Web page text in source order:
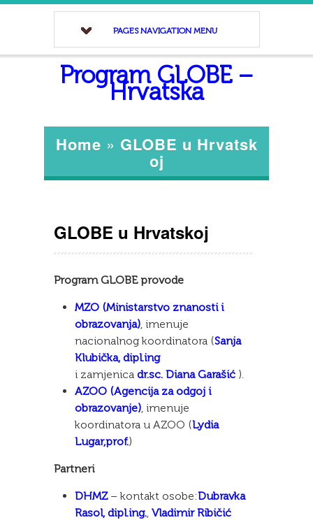
PAGES NAVIGATION MENU
Program GLOBE –
Hrvatska
Home » GLOBE u Hrvatsk
oj
GLOBE u Hrvatskoj
Program GLOBE provode
MZO (Ministarstvo znanosti i
obrazovanja), imenuje
nacionalnog koordinatora (Sanja
Klubička, dipl.ing
i zamjenica dr.sc. Diana Garašić).
AZOO (Agencija za odgoj i
obrazovanje), imenuje
koordinatora u AZOO (Lydia
Lugar,prof.)
Partneri
DHMZ– kontakt osobe:Dubravka
Rasol, dipl.ing., Vladimir Ribičić